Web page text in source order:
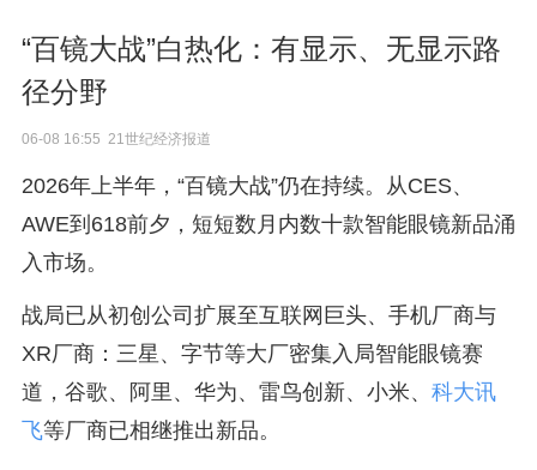
“百镜大战”白热化：有显示、无显示路
径分野
06-08 16:55 21世纪经济报道
2026年上半年，“百镜大战”仍在持续。从CES、
AWE到618前夕，短短数月内数十款智能眼镜新品涌
入市场。
战局已从初创公司扩展至互联网巨头、手机厂商与
XR厂商：三星、字节等大厂密集入局智能眼镜赛
道，谷歌、阿里、华为、雷鸟创新、小米、 科大讯
飞等厂商已相继推出新品。